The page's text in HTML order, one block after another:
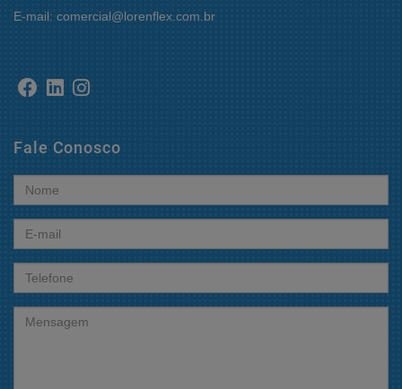
E-mail: comercial@lorenflex.com.br
Fale Conosco